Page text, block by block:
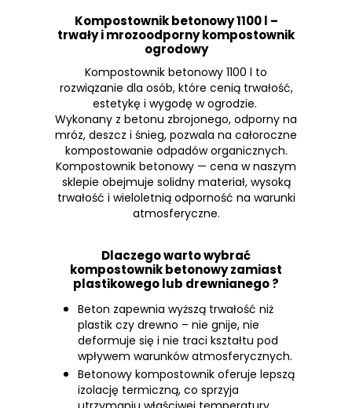
Kompostownik betonowy 1100 l –
trwały i mrozoodporny kompostownik
ogrodowy
Dlaczego warto wybrać
kompostownik betonowy zamiast
plastikowego lub drewnianego ?
Kompostownik betonowy 1100 l to
rozwiązanie dla osób, które cenią trwałość,
estetykę i wygodę w ogrodzie.
Wykonany z betonu zbrojonego, odporny na
mróz, deszcz i śnieg, pozwala na całoroczne
kompostowanie odpadów organicznych.
Kompostownik betonowy — cena w naszym
sklepie obejmuje solidny materiał, wysoką
trwałość i wieloletnią odporność na warunki
atmosferyczne.
Beton zapewnia wyższą trwałość niż
plastik czy drewno – nie gnije, nie
deformuje się i nie traci kształtu pod
wpływem warunków atmosferycznych.
Betonowy kompostownik oferuje lepszą
izolację termiczną, co sprzyja